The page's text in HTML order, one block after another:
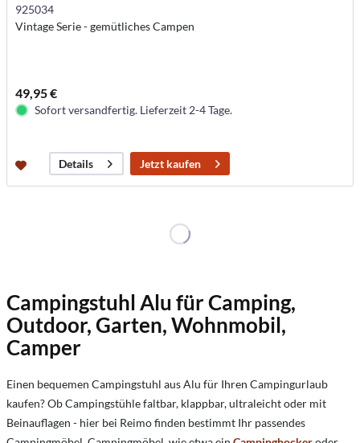
925034
Vintage Serie - gemütliches Campen
49,95 €
Sofort versandfertig. Lieferzeit 2-4 Tage.
Details Jetzt kaufen
Campingstuhl Alu für Camping,
Outdoor, Garten, Wohnmobil,
Camper
Einen bequemen Campingstuhl aus Alu für Ihren Campingurlaub
kaufen? Ob Campingstühle faltbar, klappbar, ultraleicht oder mit
Beinauflagen - hier bei Reimo finden bestimmt Ihr passendes